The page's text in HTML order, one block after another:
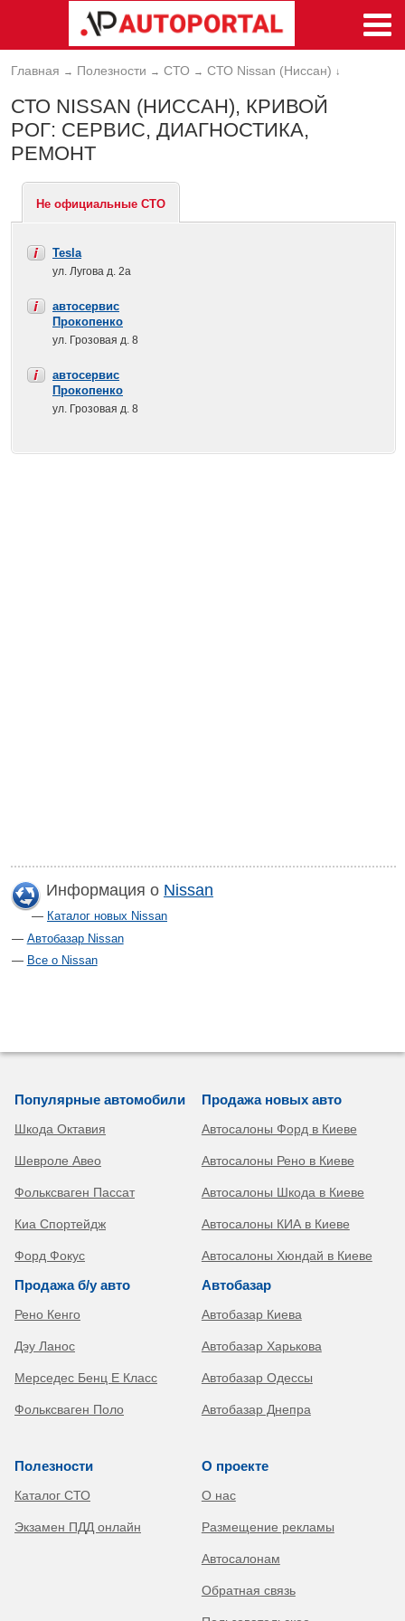
Главная → Полезности → СТО → СТО Nissan (Ниссан) ↓
СТО NISSAN (НИССАН), КРИВОЙ
РОГ: СЕРВИС, ДИАГНОСТИКА,
РЕМОНТ
Не официальные СТО
Tesla
ул. Лугова д. 2а
автосервис
Прокопенко
ул. Грозовая д. 8
автосервис
Прокопенко
ул. Грозовая д. 8
Информация о Nissan
Каталог новых Nissan
Автобазар Nissan
Все о Nissan
Популярные автомобили
Шкода Октавия
Шевроле Авео
Фольксваген Пассат
Киа Спортейдж
Форд Фокус
Продажа б/у авто
Рено Кенго
Дэу Ланос
Мерседес Бенц Е Класс
Фольксваген Поло
Продажа новых авто
Автосалоны Форд в Киеве
Автосалоны Рено в Киеве
Автосалоны Шкода в Киеве
Автосалоны КИА в Киеве
Автосалоны Хюндай в Киеве
Автобазар
Автобазар Киева
Автобазар Харькова
Автобазар Одессы
Автобазар Днепра
Полезности
Каталог СТО
Экзамен ПДД онлайн
О проекте
О нас
Размещение рекламы
Автосалонам
Обратная связь